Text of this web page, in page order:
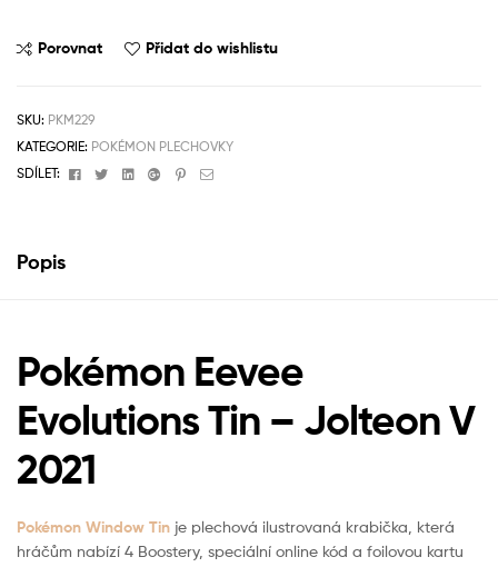
Porovnat Přidat do wishlistu
SKU: PKM229
KATEGORIE: POKÉMON PLECHOVKY
SDÍLET:
FacebookTwitterLinkedinGoogle+Pinterest
Email
Popis
Pokémon Eevee
Evolutions Tin – Jolteon V
2021
Pokémon Window Tin je plechová ilustrovaná krabička, která
hráčům nabízí 4 Boostery, speciální online kód a foilovou kartu